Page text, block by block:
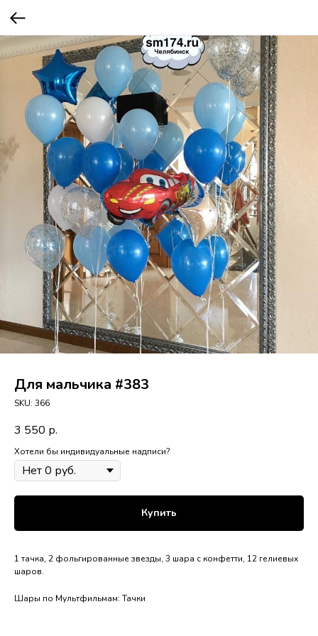
Для мальчика #383
SKU: 366
3 550 р.
Хотели бы индивидуальные надписи?
Купить
1 тачка, 2 фольгированные звезды, 3 шара с конфетти, 12 гелиевых
шаров.
Шары по Мультфильмам: Тачки